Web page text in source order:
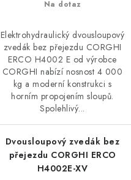
Na dotaz
Elektrohydraulický dvousloupový
zvedák bez přejezdu CORGHI
ERCO H4002 E od výrobce
CORGHI nabízí nosnost 4 000
kg a moderní konstrukci s
horním propojením sloupů.
Spolehlivý...
Dvousloupový zvedák bez
přejezdu CORGHI ERCO
H4002E-XV